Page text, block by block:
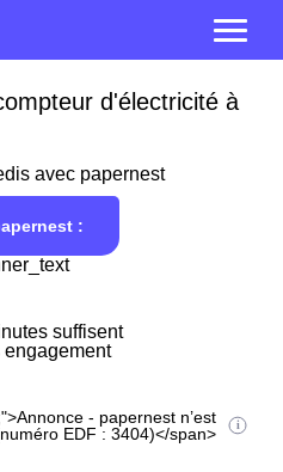
d'électricité à
avec papernest
:
suffisent
engagement
- papernest n’est
EDF : 3404)</span>